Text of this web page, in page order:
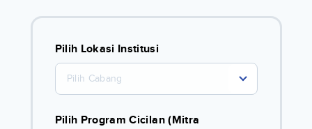
Pilih Lokasi Institusi
Pilih Cabang
Pilih Program Cicilan (Mitra